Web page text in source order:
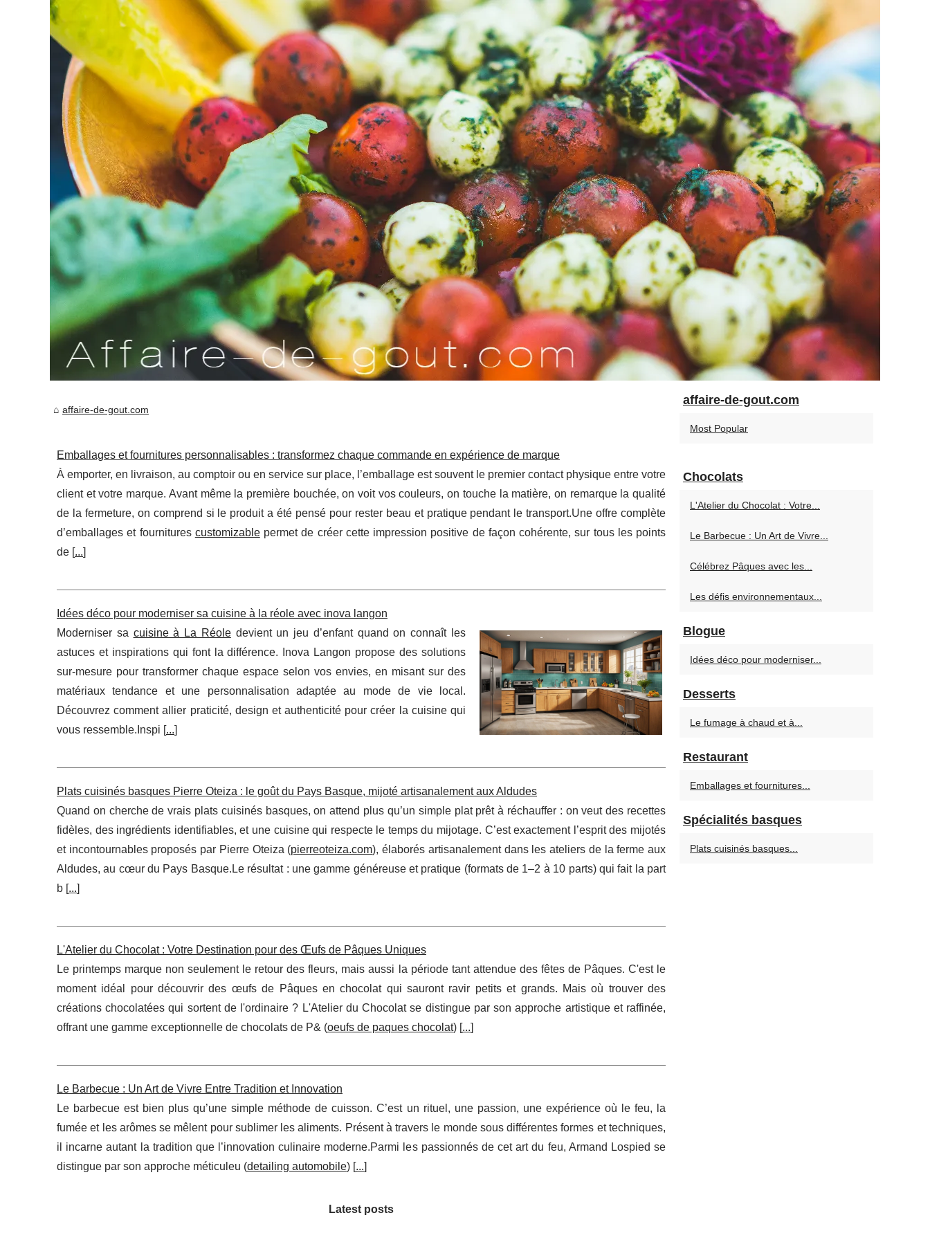
affaire-de-gout.com
Emballages et fournitures personnalisables : transformez chaque commande en expérience de marque
À emporter, en livraison, au comptoir ou en service sur place, l’emballage est souvent le premier contact physique entre votre
client et votre marque. Avant même la première bouchée, on voit vos couleurs, on touche la matière, on remarque la qualité
de la fermeture, on comprend si le produit a été pensé pour rester beau et pratique pendant le transport.Une offre complète
d’emballages et fournitures customizablepermet de créer cette impression positive de façon cohérente, sur tous les points
de [...]
Idées déco pour moderniser sa cuisine à la réole avec inova langon
Moderniser sa cuisine à La Réoledevient un jeu d’enfant quand on connaît les
astuces et inspirations qui font la différence. Inova Langon propose des solutions
sur-mesure pour transformer chaque espace selon vos envies, en misant sur des
matériaux tendance et une personnalisation adaptée au mode de vie local.
Découvrez comment allier praticité, design et authenticité pour créer la cuisine qui
vous ressemble.Inspi [...]
Plats cuisinés basques Pierre Oteiza : le goût du Pays Basque, mijoté artisanalement aux Aldudes
Quand on cherche de vrais plats cuisinés basques, on attend plus qu’un simple plat prêt à réchauffer : on veut des recettes
fidèles, des ingrédients identifiables, et une cuisine qui respecte le temps du mijotage. C’est exactement l’esprit des mijotés
et incontournables proposés par Pierre Oteiza (pierreoteiza.com), élaborés artisanalement dans les ateliers de la ferme aux
Aldudes, au cœur du Pays Basque.Le résultat : une gamme généreuse et pratique (formats de 1–2 à 10 parts) qui fait la part
b [...]
L'Atelier du Chocolat : Votre Destination pour des Œufs de Pâques Uniques
Le printemps marque non seulement le retour des fleurs, mais aussi la période tant attendue des fêtes de Pâques. C'est le
moment idéal pour découvrir des œufs de Pâques en chocolat qui sauront ravir petits et grands. Mais où trouver des
créations chocolatées qui sortent de l'ordinaire ? L'Atelier du Chocolat se distingue par son approche artistique et raffinée,
offrant une gamme exceptionnelle de chocolats de P& (oeufs de paques chocolat) [...]
Le Barbecue : Un Art de Vivre Entre Tradition et Innovation
Le barbecue est bien plus qu’une simple méthode de cuisson. C’est un rituel, une passion, une expérience où le feu, la
fumée et les arômes se mêlent pour sublimer les aliments. Présent à travers le monde sous différentes formes et techniques,
il incarne autant la tradition que l’innovation culinaire moderne.Parmi les passionnés de cet art du feu, Armand Lospied se
distingue par son approche méticuleu (detailing automobile) [...]
Latest posts
affaire-de-gout.com
Most Popular
Chocolats
L'Atelier du Chocolat : Votre...
Le Barbecue : Un Art de Vivre...
Célébrez Pâques avec les...
Les défis environnementaux...
Blogue
Idées déco pour moderniser...
Desserts
Le fumage à chaud et à...
Restaurant
Emballages et fournitures...
Spécialités basques
Plats cuisinés basques...